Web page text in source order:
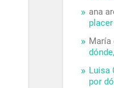
ana
placer
María
Luisa
por